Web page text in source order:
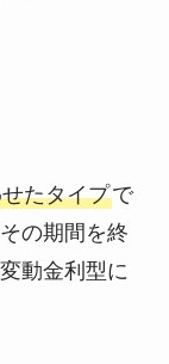
たタイプで
の期間を終
動金利型に